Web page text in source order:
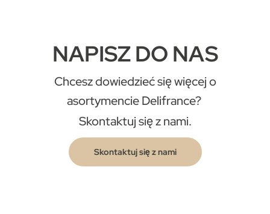
NAPISZ DO NAS
Chcesz dowiedzieć się więcej o
asortymencie Delifrance?
Skontaktuj się z nami.
Skontaktuj się z nami